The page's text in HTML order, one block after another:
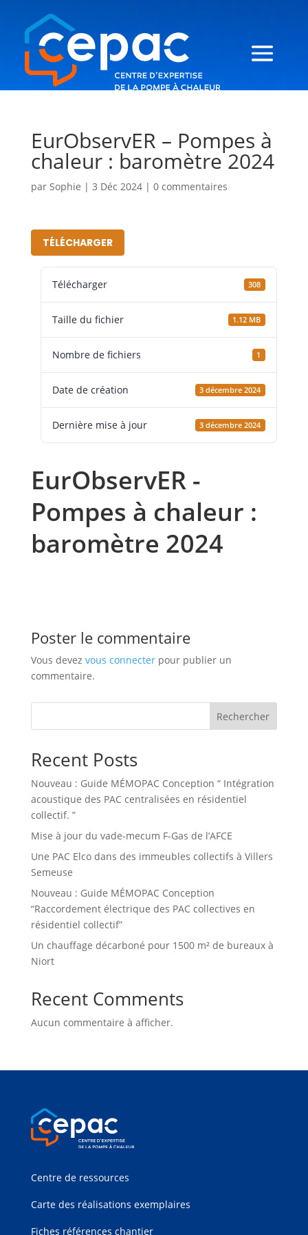
EurObservER – Pompes à
chaleur : baromètre 2024
par Sophie | 3 Déc 2024| 0 commentaires
TÉLÉCHARGER
Télécharger 308
Taille du fichier 1.12 MB
Nombre de fichiers 1
Date de création 3 décembre 2024
Dernière mise à jour 3 décembre 2024
EurObservER -
Pompes à chaleur :
baromètre 2024
Poster le commentaire
Vous devez vous connecterpour publier un
commentaire.
Rechercher
Recent Posts
Nouveau : Guide MÉMOPAC Conception “ Intégration
acoustique des PAC centralisées en résidentiel
collectif. ”
Mise à jour du vade-mecum F-Gas de l’AFCE
Une PAC Elco dans des immeubles collectifs à Villers
Semeuse
Nouveau : Guide MÉMOPAC Conception
“Raccordement électrique des PAC collectives en
résidentiel collectif”
Un chauffage décarboné pour 1500 m² de bureaux à
Niort
Recent Comments
Aucun commentaire à afficher.
Centre de ressources
Carte des réalisations exemplaires
Fiches références chantier